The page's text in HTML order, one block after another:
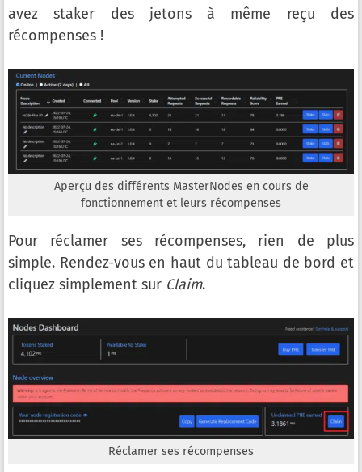
avez staker des jetons à même reçu des
récompenses !
Aperçu des différents MasterNodes en cours de
fonctionnement et leurs récompenses
Pour réclamer ses récompenses, rien de plus
simple. Rendez-vous en haut du tableau de bord et
cliquez simplement sur Claim.
Réclamer ses récompenses